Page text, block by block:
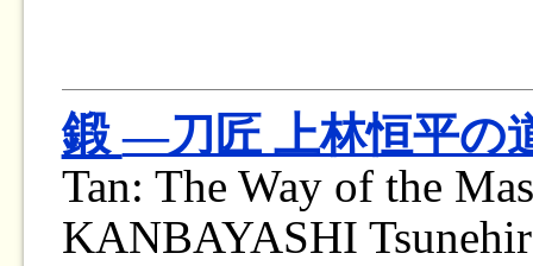
鍛―刀匠 上林恒平の
Tan: The Way of the
KANBAYASHI